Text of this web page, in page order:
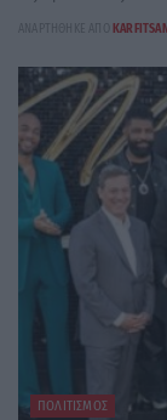
ΠΟΛΙΤΙΣΜΌΣ